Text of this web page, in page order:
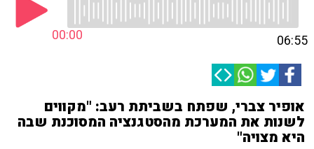
00:00 06:55
אופיר צברי, שפתח בשביתת רעב: "מקווים
לשנות את המערכת מהסטגנציה המסוכנת שבה
היא מצויה"